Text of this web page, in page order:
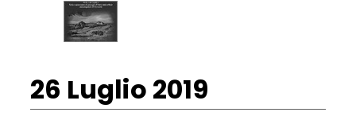
26 Luglio 2019